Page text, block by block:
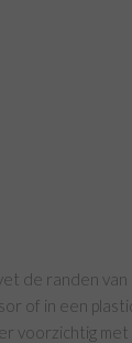
de randen van
of in een
voorzichtig